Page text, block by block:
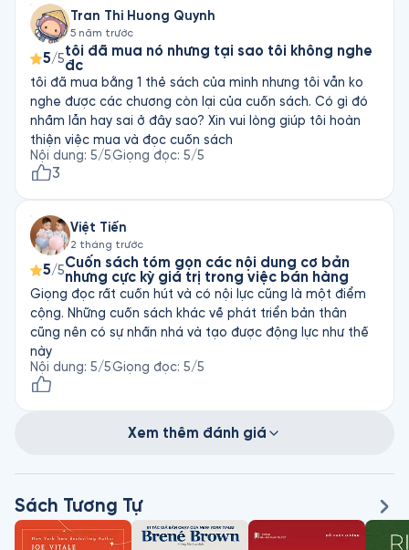
Tran Thi Huong Quynh
5 năm trước
5/5tôi đã mua nó nhưng tại sao tôi không nghe
đc
tôi đã mua bằng 1 thẻ sách của mình nhưng tôi vẫn ko
nghe được các chương còn lại của cuốn sách. Có gì đó
nhầm lẫn hay sai ở đây sao? Xin vui lòng giúp tôi hoàn
thiện việc mua và đọc cuốn sách
Nội dung: 5/5Giọng đọc: 5/5
3
Việt Tiến
2 tháng trước
5/5Cuốn sách tóm gọn các nội dung cơ bản
nhưng cực kỳ giá trị trong việc bán hàng
Giọng đọc rất cuốn hút và có nội lực cũng là một điểm
cộng. Những cuốn sách khác về phát triển bản thân
cũng nên có sự nhấn nhá và tạo được động lực như thế
này
Nội dung: 5/5Giọng đọc: 5/5
Xem thêm đánh giá
Sách Tương Tự